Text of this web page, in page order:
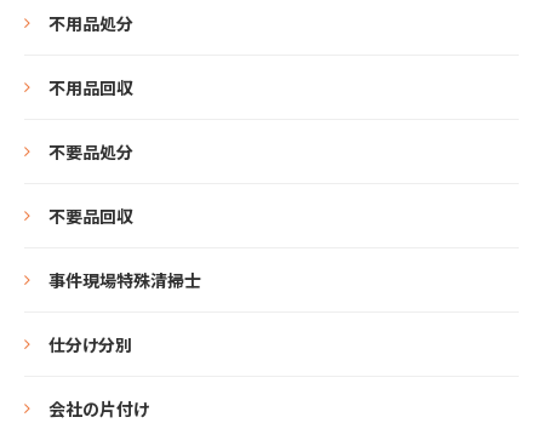
不用品処分
不用品回収
不要品処分
不要品回収
事件現場特殊清掃士
仕分け分別
会社の片付け